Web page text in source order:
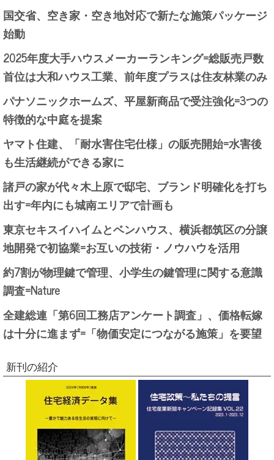
国交省、空き家・空き地対応で新たな施策パッケージ
始動
2025年度大手ハウスメーカーランキング=総販売戸数
首位は大和ハウス工業、前年度プラスは住友林業のみ
パナソニックホームズ、平屋新商品で受注強化=3つの
特徴的な中庭を提案
ヤマト住建、「耐水害住宅仕様」の販売開始=水害後
も生活継続ができる家に
諸戸の家が代々木上原で邸宅、ブランド明確化を打ち
出す=年内にも城南エリアで計画も
東京セキスイハイムとベンハウス、横浜都筑区の分譲
地開発で初協業=お互いの技術・ノウハウを活用
約7割が物理鍵で管理、小学生の鍵管理に関する意識
調査=Nature
全建総連「第6回工務店アンケート調査」、価格転嫁
は十分に進まず=「物価安定につながる施策」を要望
新刊の紹介